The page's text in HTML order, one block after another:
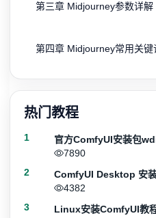
第三章 Midjourney参数详解
第四章 Midjourney常用关
热门教程
1
官方ComfyUI安装包
7890
2
ComfyUI Desktop 安
4382
3
Linux安装ComfyUI教